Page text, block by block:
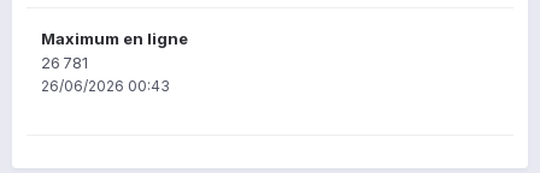
Maximum en ligne
26 781
26/06/2026 00:43